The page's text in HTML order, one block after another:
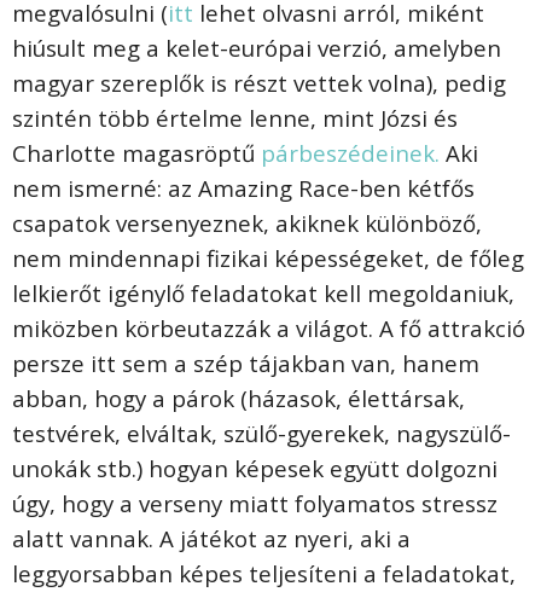
megvalósulni (itt lehet olvasni arról, miként
hiúsult meg a kelet-európai verzió, amelyben
magyar szereplők is részt vettek volna), pedig
szintén több értelme lenne, mint Józsi és
Charlotte magasröptű párbeszédeinek. Aki
nem ismerné: az Amazing Race-ben kétfős
csapatok versenyeznek, akiknek különböző,
nem mindennapi fizikai képességeket, de főleg
lelkierőt igénylő feladatokat kell megoldaniuk,
miközben körbeutazzák a világot. A fő attrakció
persze itt sem a szép tájakban van, hanem
abban, hogy a párok (házasok, élettársak,
testvérek, elváltak, szülő-gyerekek, nagyszülő-
unokák stb.) hogyan képesek együtt dolgozni
úgy, hogy a verseny miatt folyamatos stressz
alatt vannak. A játékot az nyeri, aki a
leggyorsabban képes teljesíteni a feladatokat,